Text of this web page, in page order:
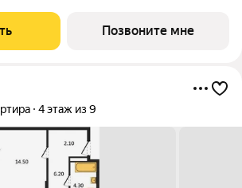
комфортного жилья. Окружение
Спасский
Позвоните мне
4 этаж из 9